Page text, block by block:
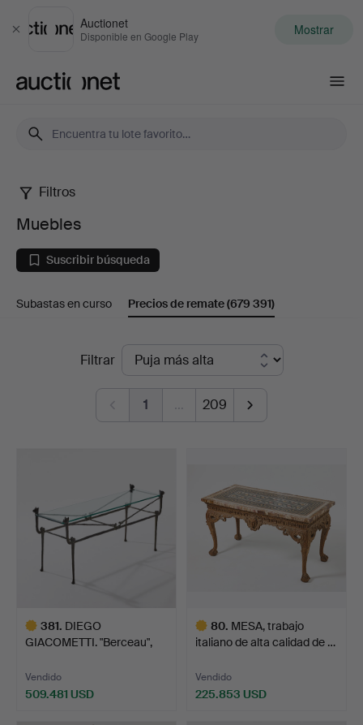
Cerrar
Auctionet
Disponible en Google Play Mostrar
Muebles
Filtros
Muebles
Suscribir búsqueda
Subastas en curso Precios de remate(679 391)
Filtrar
1 … 209
381. DIEGO
GIACOMETTI. "Berceau",
Vendido
509.481 USD
80. MESA, trabajo
italiano de alta calidad de …
Vendido
225.853 USD